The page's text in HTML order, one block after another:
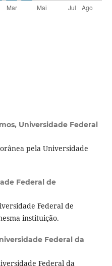
Universidade Federal
pela Universidade
Federal de
Federal de
instituição.
Federal da
Federal da